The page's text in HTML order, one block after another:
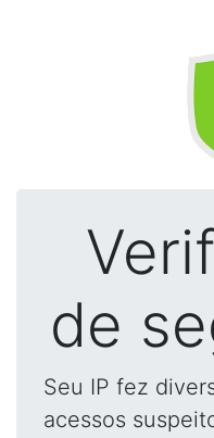
de
Seu IP fez
acessos